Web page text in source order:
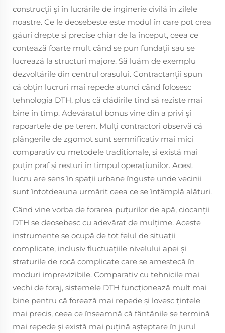
construcții și în lucrările de inginerie civilă în zilele
noastre. Ce le deosebeşte este modul în care pot crea
găuri drepte şi precise chiar de la început, ceea ce
contează foarte mult când se pun fundaţii sau se
lucrează la structuri majore. Să luăm de exemplu
dezvoltările din centrul oraşului. Contractanții spun
că obțin lucruri mai repede atunci când folosesc
tehnologia DTH, plus că clădirile tind să reziste mai
bine în timp. Adevăratul bonus vine din a privi şi
rapoartele de pe teren. Mulţi contractori observă că
plângerile de zgomot sunt semnificativ mai mici
comparativ cu metodele tradiţionale, şi există mai
puţin praf şi resturi în timpul operaţiunilor. Acest
lucru are sens în spații urbane înguste unde vecinii
sunt întotdeauna urmărit ceea ce se întâmplă alături.
Când vine vorba de forarea puţurilor de apă, ciocanţii
DTH se deosebesc cu adevărat de mulţime. Aceste
instrumente se ocupă de tot felul de situaţii
complicate, inclusiv fluctuaţiile nivelului apei şi
straturile de rocă complicate care se amestecă în
moduri imprevizibile. Comparativ cu tehnicile mai
vechi de foraj, sistemele DTH funcționează mult mai
bine pentru că forează mai repede și lovesc țintele
mai precis, ceea ce înseamnă că fântânile se termină
mai repede și există mai puțină așteptare în jurul